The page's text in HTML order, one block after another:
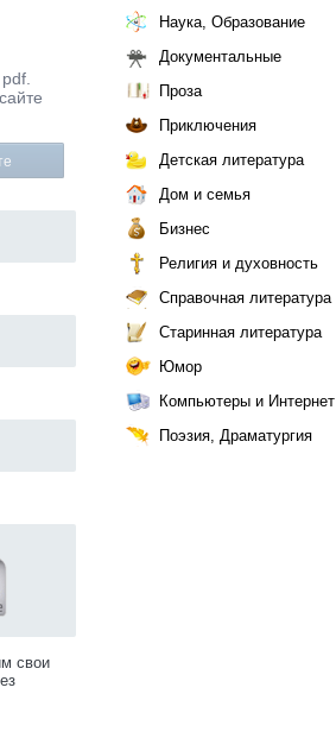
свои
Наука, Образование
Документальные
Проза
Приключения
Детская литература
Дом и семья
Бизнес
Религия и духовность
Справочная литература
Старинная литература
Юмор
Компьютеры и Интернет
Поэзия, Драматургия